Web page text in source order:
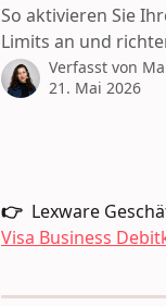
So aktivieren Sie
Limits an und
Verfasst von
21. Mai 2026
👉 Lexware
Visa Business